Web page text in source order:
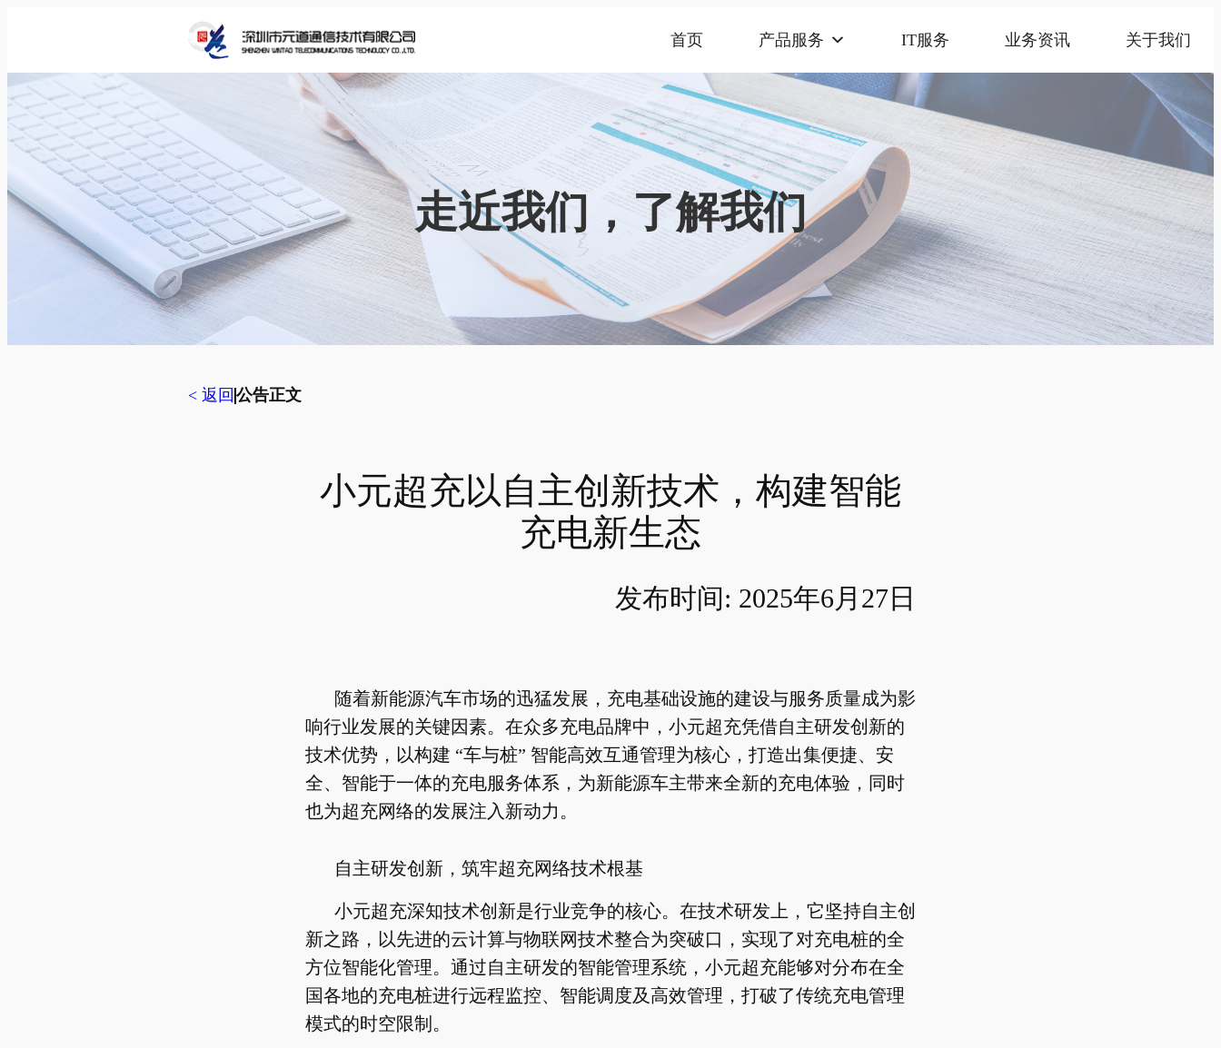
至
内
容
首页 产品服务 IT服务 业务资讯 关于我们
走近我们，了解我们
< 返回 公告正文
小元超充以自主创新技术，构建智能
充电新生态
发布时间: 2025年6月27日
随着新能源汽车市场的迅猛发展，充电基础设施的建设与服务质量成为影
响行业发展的关键因素。在众多充电品牌中，小元超充凭借自主研发创新的
技术优势，以构建 “车与桩” 智能高效互通管理为核心，打造出集便捷、安
全、智能于一体的充电服务体系，为新能源车主带来全新的充电体验，同时
也为超充网络的发展注入新动力。
自主研发创新，筑牢超充网络技术根基
小元超充深知技术创新是行业竞争的核心。在技术研发上，它坚持自主创
新之路，以先进的云计算与物联网技术整合为突破口，实现了对充电桩的全
方位智能化管理。通过自主研发的智能管理系统，小元超充能够对分布在全
国各地的充电桩进行远程监控、智能调度及高效管理，打破了传统充电管理
模式的时空限制。